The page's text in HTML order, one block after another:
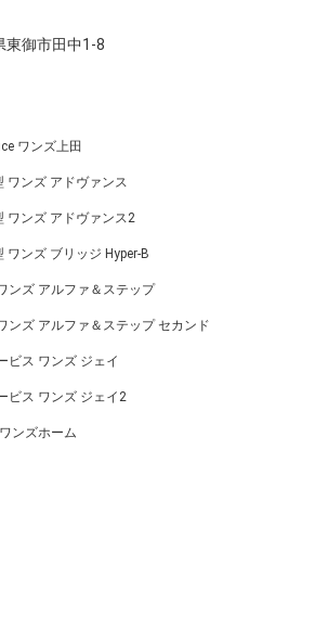
東御市田中1-8
ワンズ上田
ワンズ アドヴァンス
ワンズ アドヴァンス2
ワンズ ブリッジ Hyper-B
ンズ アルファ＆ステップ
ンズ アルファ＆ステップ セカンド
ビス ワンズ ジェイ
ビス ワンズ ジェイ2
ンズホーム